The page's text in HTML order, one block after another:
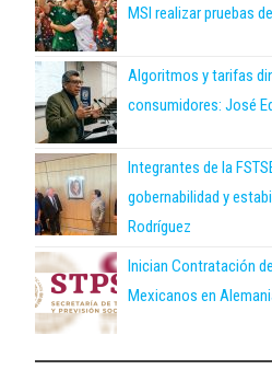
MSI realizar pruebas
Algoritmos y tarifas
consumidores: José
Integrantes de la
gobernabilidad y
Rodríguez
Inician Contratación
Mexicanos en